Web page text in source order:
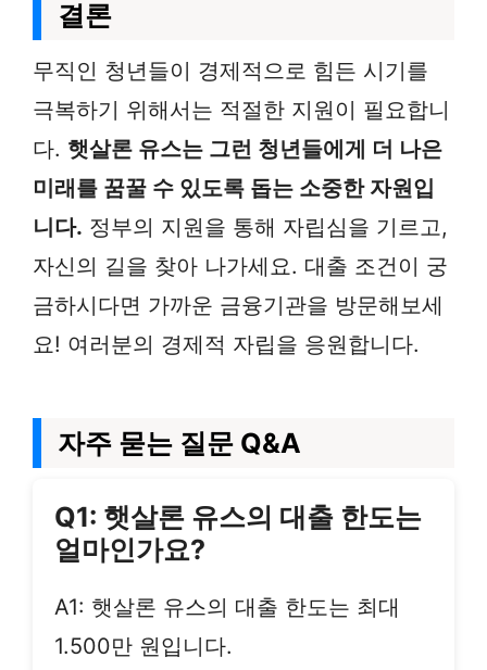
결론
무직인 청년들이 경제적으로 힘든 시기를
극복하기 위해서는 적절한 지원이 필요합니
다. 햇살론 유스는 그런 청년들에게 더 나은
미래를 꿈꿀 수 있도록 돕는 소중한 자원입
니다. 정부의 지원을 통해 자립심을 기르고,
자신의 길을 찾아 나가세요. 대출 조건이 궁
금하시다면 가까운 금융기관을 방문해보세
요! 여러분의 경제적 자립을 응원합니다.
자주 묻는 질문 Q&A
Q1: 햇살론 유스의 대출 한도는
얼마인가요?
A1: 햇살론 유스의 대출 한도는 최대
1.500만 원입니다.